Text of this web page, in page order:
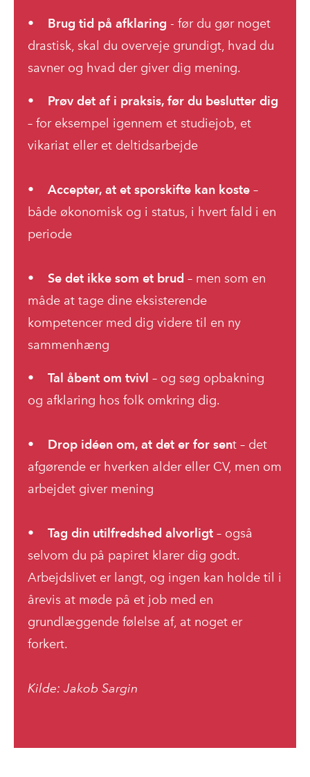
• Brug tid på afklaring - før du gør noget
drastisk, skal du overveje grundigt, hvad du
savner og hvad der giver dig mening.
• Prøv det af i praksis, før du beslutter dig
– for eksempel igennem et studiejob, et
vikariat eller et deltidsarbejde
• Accepter, at et sporskifte kan koste –
både økonomisk og i status, i hvert fald i en
periode
• Se det ikke som et brud – men som en
måde at tage dine eksisterende
kompetencer med dig videre til en ny
sammenhæng
• Tal åbent om tvivl – og søg opbakning
og afklaring hos folk omkring dig.
• Drop idéen om, at det er for sent – det
afgørende er hverken alder eller CV, men om
arbejdet giver mening
• Tag din utilfredshed alvorligt – også
selvom du på papiret klarer dig godt.
Arbejdslivet er langt, og ingen kan holde til i
årevis at møde på et job med en
grundlæggende følelse af, at noget er
forkert.
Kilde: Jakob Sargin